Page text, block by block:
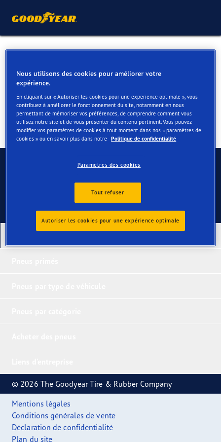
Pneus 4 saisons pour votre
Skoda Fabia
© 2026 The Goodyear Tire & Rubber Company
Mentions légales
Conditions générales de vente
Déclaration de confidentialité
Plan du site
Nous utilisons des cookies pour améliorer votre
expérience.
En cliquant sur « Autoriser les cookies pour une expérience optimale », vous
contribuez à améliorer le fonctionnement du site, notamment en nous
permettant de mémoriser vos préférences, de comprendre comment vous
utilisez notre site et de vous présenter du contenu pertinent. Vous pouvez
modifier vos paramètres de cookies à tout moment dans nos « paramètres de
cookies » ou en savoir plus dans notre Politique de confidentialité
Paramètres des cookies
Tout refuser
Autoriser les cookies pour une expérience optimale